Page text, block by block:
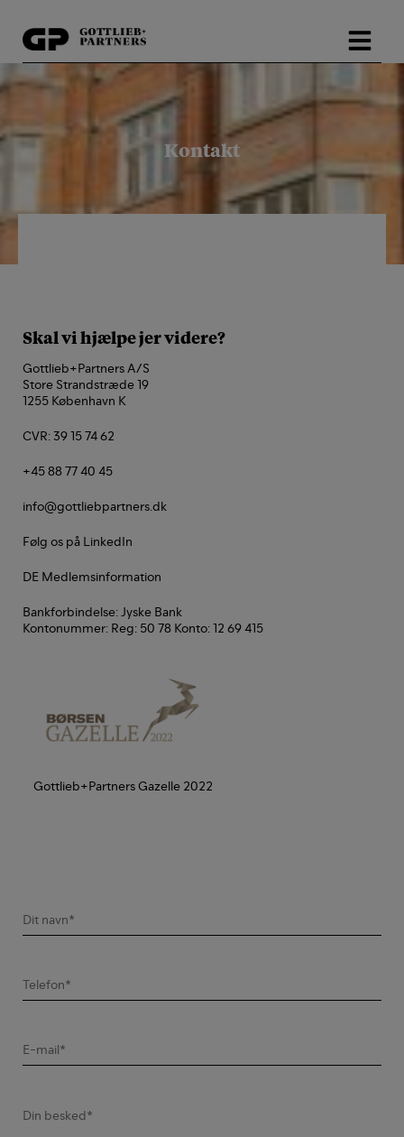
indholdet
Kontakt
Skal vi hjælpe jer videre?
Gottlieb+Partners A/S
Store Strandstræde 19
1255 København K
CVR: 39 15 74 62
+4588 77 40 45
info@gottliebpartners.dk
Følg os på LinkedIn
DE Medlemsinformation
Bankforbindelse: Jyske Bank
Kontonummer: Reg: 50 78 Konto: 12 69 415
Gottlieb+Partners Gazelle 2022